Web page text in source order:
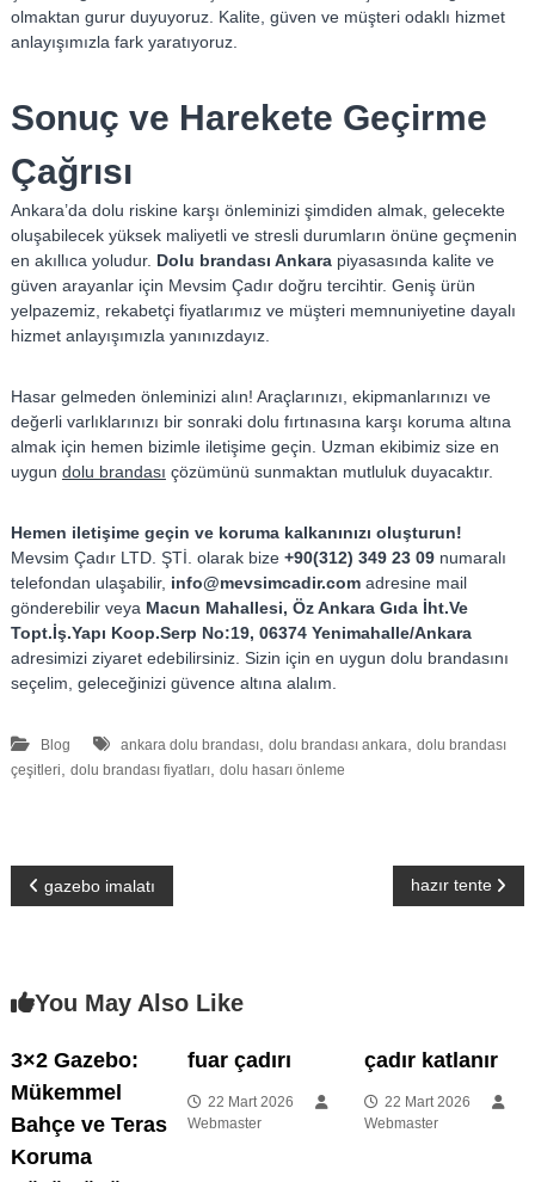
olmaktan gurur duyuyoruz. Kalite, güven ve müşteri odaklı hizmet
anlayışımızla fark yaratıyoruz.
Sonuç ve Harekete Geçirme
Çağrısı
Ankara’da dolu riskine karşı önleminizi şimdiden almak, gelecekte
oluşabilecek yüksek maliyetli ve stresli durumların önüne geçmenin
en akıllıca yoludur. Dolu brandası Ankarapiyasasında kalite ve
güven arayanlar için Mevsim Çadır doğru tercihtir. Geniş ürün
yelpazemiz, rekabetçi fiyatlarımız ve müşteri memnuniyetine dayalı
hizmet anlayışımızla yanınızdayız.
Hasar gelmeden önleminizi alın! Araçlarınızı, ekipmanlarınızı ve
değerli varlıklarınızı bir sonraki dolu fırtınasına karşı koruma altına
almak için hemen bizimle iletişime geçin. Uzman ekibimiz size en
uygun dolu brandası çözümünü sunmaktan mutluluk duyacaktır.
Hemen iletişime geçin ve koruma kalkanınızı oluşturun!
Mevsim Çadır LTD. ŞTİ. olarak bize +90(312) 349 23 09numaralı
telefondan ulaşabilir, info@mevsimcadir.comadresine mail
gönderebilir veya Macun Mahallesi, Öz Ankara Gıda İht.Ve
Topt.İş.Yapı Koop.Serp No:19, 06374 Yenimahalle/Ankara
adresimizi ziyaret edebilirsiniz. Sizin için en uygun dolu brandasını
seçelim, geleceğinizi güvence altına alalım.
Blog ankara dolu brandası, dolu brandası ankara dolu brandası
çeşitleri
dolu brandası fiyatları, dolu hasarı önleme
Y
z
ı
g
e
gazebo imalatı hazır tente
You May Also Like
3×2 Gazebo:
Mükemmel
Bahçe ve Teras
Koruma
fuar çadırı
22 Mart 2026
Webmaster
çadır katlanır
22 Mart 2026
Webmaster